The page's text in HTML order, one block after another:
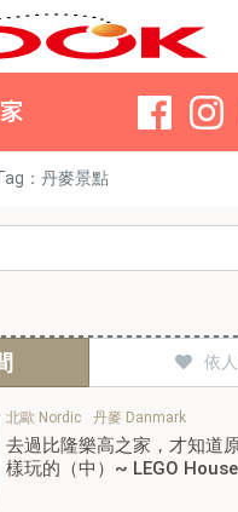
：丹麥景點
依
北歐 Nordic 丹麥 Danmark
去過比隆樂高之家，才知道
樣玩的（中）~ LEGO House